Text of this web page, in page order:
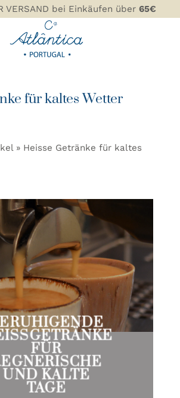
VERSAND bei Einkäufen über 65€
für kaltes Wetter
» Heisse Getränke für kaltes
FÜR
UND KALTE
TAGE